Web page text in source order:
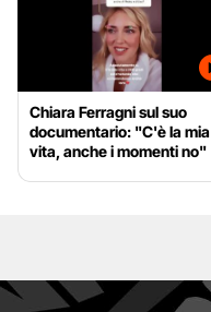
Chiara Ferragni sul suo
documentario: "C'è la mia
vita, anche i momenti no"